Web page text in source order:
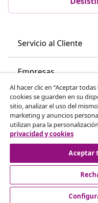
Servicio al Cliente
Empresas
vidaXL
Descubre mas
Al hacer clic en “Aceptar
cookies se guarden en su
sitio, analizar el uso del
marketing y anuncios
utilizan para la
privacidad y cookies
Aceptar